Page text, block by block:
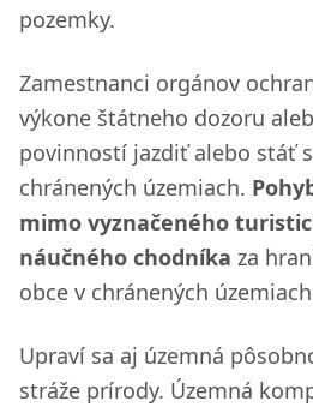
pozemky.
Zamestnanci orgánov
výkone štátneho dozoru
povinností jazdiť alebo stáť
chránených územiach.
mimo vyznačeného
náučného chodníka za
obce v chránených
Upraví sa aj územná
stráže prírody. Územná